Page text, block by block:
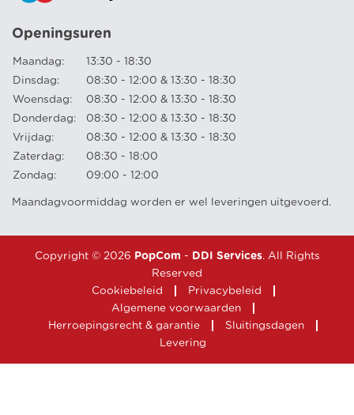
Openingsuren
Maandag:
13:30 - 18:30
Dinsdag:
08:30 - 12:00 & 13:30 - 18:30
Woensdag:
08:30 - 12:00 & 13:30 - 18:30
Donderdag:
08:30 - 12:00 & 13:30 - 18:30
Vrijdag:
08:30 - 12:00 & 13:30 - 18:30
Zaterdag:
08:30 - 18:00
Zondag:
09:00 - 12:00
Maandagvoormiddag worden er wel leveringen uitgevoerd.
Copyright © 2026 PopCom - DDI Services. All Rights
Reserved
Cookiebeleid
Privacybeleid
Algemene voorwaarden
Herroepingsrecht & garantie
Sluitingsdagen
Levering